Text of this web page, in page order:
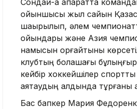
ойыншысы жыл сайын
шақырылып, әлем
ойындары және Азия
намысын қорғайтыны
клубтың болашағы бұлыңғыр
кейбір хоккейшілер
аяқтаудың алдында тұрғаны
Бас бапкер Мария